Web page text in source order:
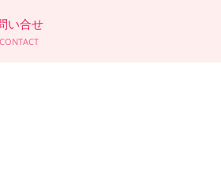
い合せ
CONTACT